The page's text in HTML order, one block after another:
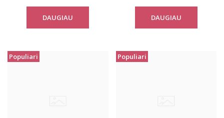
DAUGIAU DAUGIAU
Populiari Populiari